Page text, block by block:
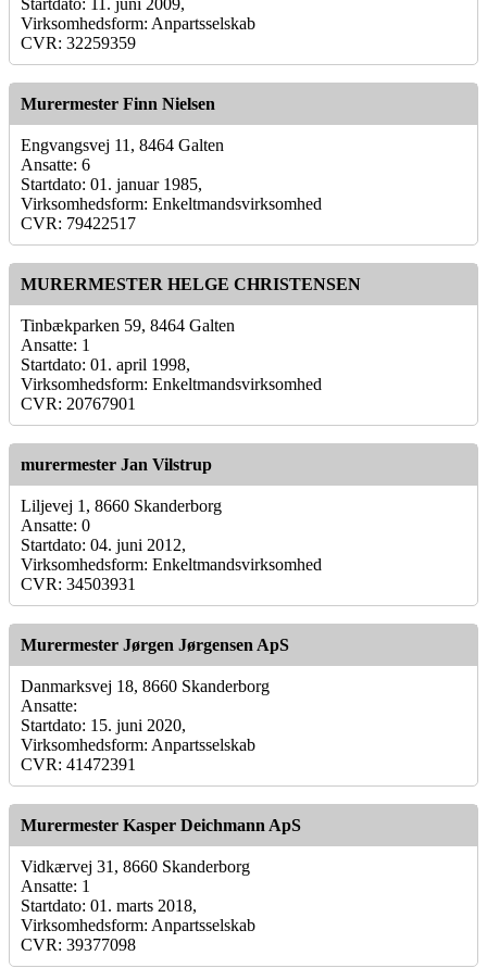
Startdato: 11. juni 2009,
Virksomhedsform: Anpartsselskab
CVR: 32259359
Murermester Finn Nielsen
Engvangsvej 11, 8464 Galten
Ansatte: 6
Startdato: 01. januar 1985,
Virksomhedsform: Enkeltmandsvirksomhed
CVR: 79422517
MURERMESTER HELGE CHRISTENSEN
Tinbækparken 59, 8464 Galten
Ansatte: 1
Startdato: 01. april 1998,
Virksomhedsform: Enkeltmandsvirksomhed
CVR: 20767901
murermester Jan Vilstrup
Liljevej 1, 8660 Skanderborg
Ansatte: 0
Startdato: 04. juni 2012,
Virksomhedsform: Enkeltmandsvirksomhed
CVR: 34503931
Murermester Jørgen Jørgensen ApS
Danmarksvej 18, 8660 Skanderborg
Ansatte:
Startdato: 15. juni 2020,
Virksomhedsform: Anpartsselskab
CVR: 41472391
Murermester Kasper Deichmann ApS
Vidkærvej 31, 8660 Skanderborg
Ansatte: 1
Startdato: 01. marts 2018,
Virksomhedsform: Anpartsselskab
CVR: 39377098